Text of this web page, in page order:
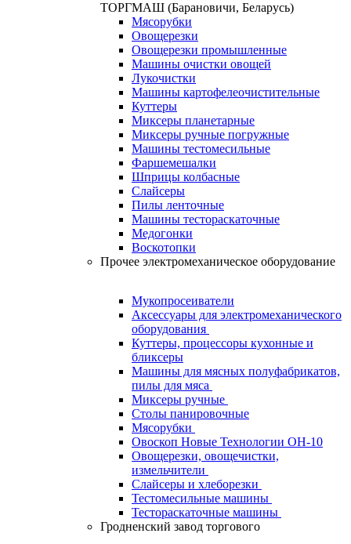
ТОРГМАШ (Барановичи, Беларусь)
Мясорубки
Овощерезки
Овощерезки промышленные
Машины очистки овощей
Лукочистки
Машины картофелеочистительные
Куттеры
Миксеры планетарные
Миксеры ручные погружные
Машины тестомесильные
Фаршемешалки
Шприцы колбасные
Слайсеры
Пилы ленточные
Машины тестораскаточные
Медогонки
Воскотопки
Прочее электромеханическое оборудование
Мукопросеиватели
Аксессуары для электромеханического
оборудования
Куттеры, процессоры кухонные и
бликсеры
Машины для мясных полуфабрикатов,
пилы для мяса
Миксеры ручные
Столы панировочные
Мясорубки
Овоскоп Новые Технологии ОН-10
Овощерезки, овощечистки,
измельчители
Слайсеры и хлеборезки
Тестомесильные машины
Тестораскаточные машины
Гродненский завод торгового